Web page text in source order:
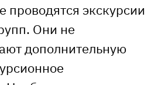
экскурсии
Они не
дополнительную